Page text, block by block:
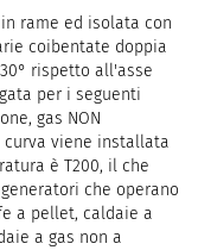
rame ed isolata con
coibentate doppia
rispetto all'asse
per i seguenti
gas NON
curva viene installata
è T200, il che
che operano
a pellet, caldaie a
a gas non a